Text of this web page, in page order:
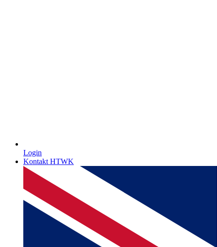
Login
Kontakt HTWK